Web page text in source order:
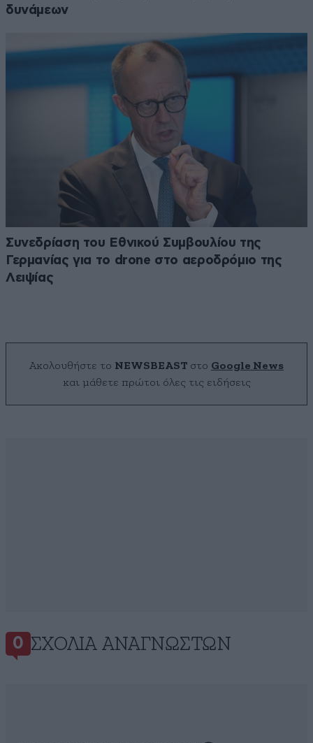
δυνάμεων
Συνεδρίαση του Εθνικού Συμβουλίου της
Γερμανίας για το drone στο αεροδρόμιο της
Λειψίας
Ακολουθήστε το NEWSBEAST στο Google News
και μάθετε πρώτοι όλες τις ειδήσεις
0 ΣΧΌΛΙΑ ΑΝΑΓΝΩΣΤΏΝ